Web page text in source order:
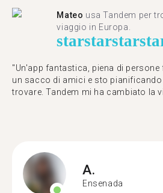
Mateo usa Tandem per
viaggio in Europa.
starstarstar
"Un'app fantastica, piena di
un sacco di amici e sto pianificando
trovare. Tandem mi ha cambiato la
A.
Ensenada